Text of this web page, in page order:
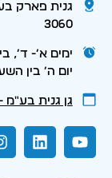
3060
ימים א׳- ד׳, בין
יום ה׳ בין השעות 16:00
גן גנית בע״מ